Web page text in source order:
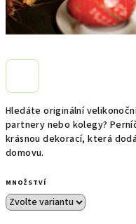
Hledáte originální
partnery nebo kolegy?
krásnou dekorací, která
domovu.
MNOŽSTVÍ